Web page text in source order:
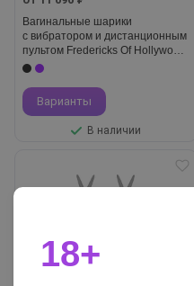
Вагинальные шарики
с вибратором и дистанционным
пультом Fredericks Of Hollywood,
фиолетовые
Варианты
В наличии
18+